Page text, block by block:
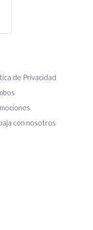
de Privacidad
con nosotros